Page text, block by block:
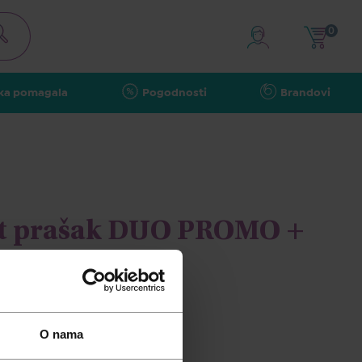
O nama
pomagala Pogodnosti Brandovi
0
DUO PROMO +